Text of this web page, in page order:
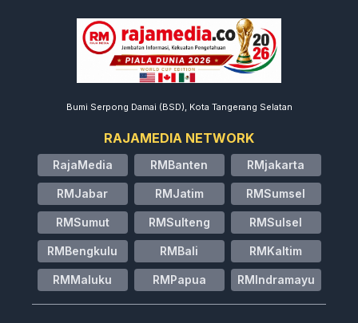
Bumi Serpong Damai (BSD), Kota Tangerang Selatan
RAJAMEDIA NETWORK
RajaMedia RMBanten RMjakarta
RMJabar RMJatim RMSumsel
RMSumut RMSulteng RMSulsel
RMBengkulu RMBali RMKaltim
RMMaluku RMPapua RMIndramayu